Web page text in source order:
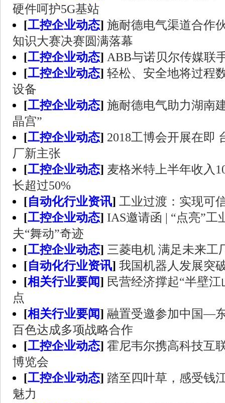
硬件呵护5G基站
[工控企业动态] 施耐德电气渠道合作
知识大赛决赛圆满落幕
[工控企业动态] ABB与诺贝尔传媒联
[工控企业动态] 轻松、安全地将过程
设备
[工控企业动态] 施耐德电气助力湖南
晶宫”
[工控企业动态] 2018工博会开展在即
厂新主张
[工控企业动态] 麦格米特上半年收入
长超过50%
[自动化行业资讯] 工业过渡：实现可
[工控企业动态] IAS邀请函 | “点亮”工
夫“舞动”奇迹
[工控企业动态] 三菱电机 满足未来工
[自动化行业资讯] 我国机器人发展突
[相关行业要闻] 民营经济撑起“半壁
点
[相关行业要闻] 融置受邀参加中国—
百色达成多项战略合作
[工控企业动态] 霍尼韦尔携高科技互
博览会
[工控企业动态] 踏至四叶草，感受钱
魅力